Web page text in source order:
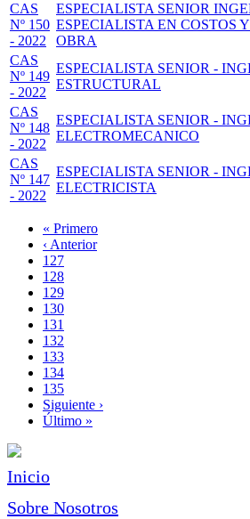
CAS
Nº 150
- 2022
ESPECIALISTA SENIOR
ESPECIALISTA EN COSTOS
OBRA
CAS
Nº 149
- 2022
ESPECIALISTA SENIOR -
ESTRUCTURAL
CAS
Nº 148
- 2022
ESPECIALISTA SENIOR -
ELECTROMECANICO
CAS
Nº 147
- 2022
ESPECIALISTA SENIOR -
ELECTRICISTA
Paginación
Primera
página
« Primero
Página
anterior
‹ Anterior
Page
127
Page
128
Page
129
Page
130
Página
actual
131
Page
132
Page
133
Page
134
Page
135
Siguiente
página
Siguiente ›
Última
Último »
Inicio
Sobre Nosotros